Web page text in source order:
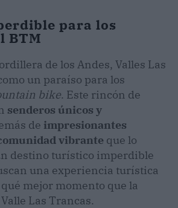
para los
BTM
de los Andes, Valles Las
un paraíso para los
bike. Este rincón de
senderos únicos y
de impresionantes
vibrante que lo
destino turístico imperdible
una experiencia turística
mejor momento que la
Las Trancas.